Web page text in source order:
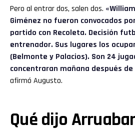
Pero al entrar dos, salen dos.
Giménez no fueron convocados
partido con Recoleta. Decisión
entrenador. Sus lugares los
(Belmonte y Palacios). Son 24
concentraran mañana después
afirmó Augusto.
Qué dijo